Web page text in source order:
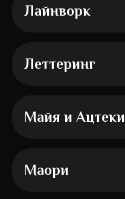
Лайнворк
Леттеринг
Майя и Ацтеки
Маори